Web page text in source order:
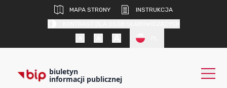
MAPA STRONY
INSTRUKCJA
biuletyn
informacji publicznej